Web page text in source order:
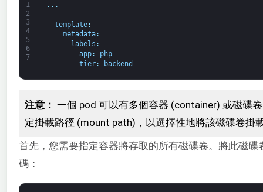
1
2
3
4
5
6
7
. . .
template:
metadata:
labels :
app:
php
tier: backend
注意： 一個 pod 可以有多個容器 (container) 或磁碟
定掛載路徑 (mount path)，以選擇性地將該磁碟卷掛
首先，您需要指定容器將存取的所有磁碟卷。將此磁
碼：